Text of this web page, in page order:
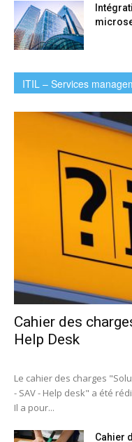
ITIL – Services
Cahier des
Help Desk
Le cahier des charges
- SAV - Help desk" a été
Il a pour...
Cahier